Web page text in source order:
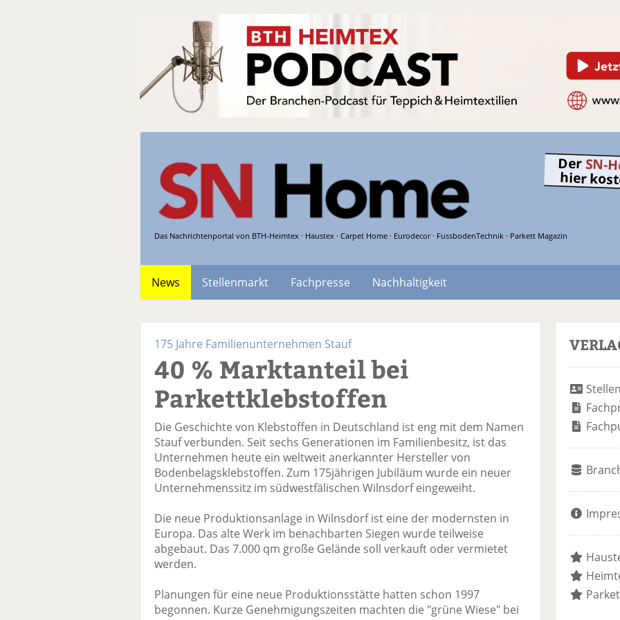
Das Nachrichtenportal von BTH-Heimtex · Haustex · Carpet Home · Eurodecor · FussbodenTechnik · Parkett Magazin
Der SN-
hier
News Stellenmarkt Fachpresse
Nachhaltigkeit
175 Jahre Familienunternehmen Stauf
40 % Marktanteil bei
Parkettklebstoffen
Die Geschichte von Klebstoffen in Deutschland ist eng mit dem Namen
Stauf verbunden. Seit sechs Generationen im Familienbesitz, ist das
Unternehmen heute ein weltweit anerkannter Hersteller von
Bodenbelagsklebstoffen. Zum 175jährigen Jubiläum wurde ein neuer
Unternehmenssitz im südwestfälischen Wilnsdorf eingeweiht.
Die neue Produktionsanlage in Wilnsdorf ist eine der modernsten in
Europa. Das alte Werk im benachbarten Siegen wurde teilweise
abgebaut. Das 7.000 qm große Gelände soll verkauft oder vermietet
werden.
Planungen für eine neue Produktionsstätte hatten schon 1997
begonnen. Kurze Genehmigungszeiten machten die "grüne Wiese" bei